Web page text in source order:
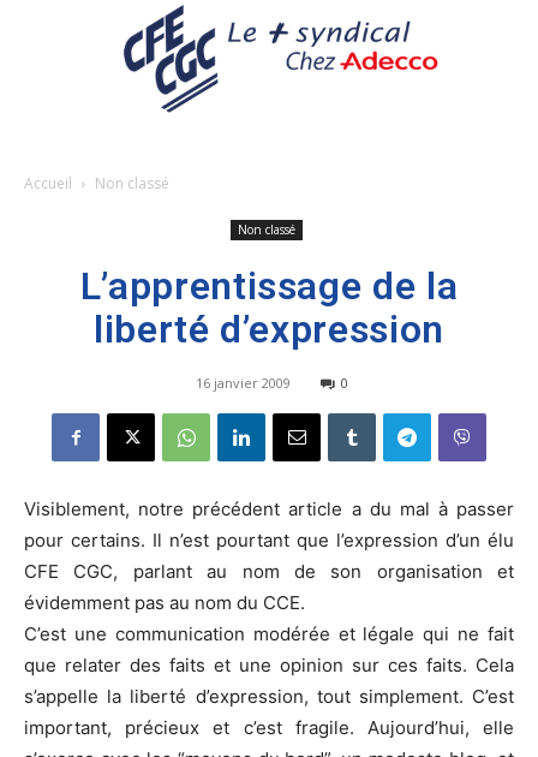
Accueil Non classé
Non classé
L’apprentissage de la
liberté d’expression
16 janvier 2009 0
Visiblement, notre précédent article a du mal à passer
pour certains. Il n’est pourtant que l’expression d’un élu
CFE CGC, parlant au nom de son organisation et
évidemment pas au nom du CCE.
C’est une communication modérée et légale qui ne fait
que relater des faits et une opinion sur ces faits. Cela
s’appelle la liberté d’expression, tout simplement. C’est
important, précieux et c’est fragile. Aujourd’hui, elle